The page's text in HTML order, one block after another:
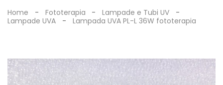
Home Fototerapia
Lampade e Tubi UV
Lampade UVA
Lampada UVA PL-L 36W fototerapia